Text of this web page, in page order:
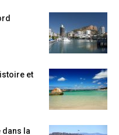
et
dans la